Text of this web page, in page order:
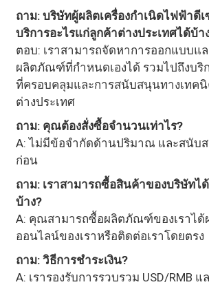
ถาม: บริษัทผู้ผลิตเครื่องกำเนิดไฟฟ้าดี
บริการอะไรแก่ลูกค้าต่างประเทศได้บ้า
ตอบ: เราสามารถจัดหาการออกแบบแ
ผลิตภัณฑ์ที่กำหนดเองได้ รวมไปถึงบริ
ที่ครอบคลุมและการสนับสนุนทางเทค
ต่างประเทศ
ถาม: คุณต้องสั่งซื้อจำนวนเท่าไร?
A: ไม่มีข้อจำกัดด้านปริมาณ และสนับ
ก่อน
ถาม: เราสามารถซื้อสินค้าของบริษัทไ
บ้าง?
A: คุณสามารถซื้อผลิตภัณฑ์ของเราได้
ออนไลน์ของเราหรือติดต่อเราโดยตรง
ถาม: วิธีการชำระเงิน?
A: เรารองรับการรวบรวม USD/RMB แ